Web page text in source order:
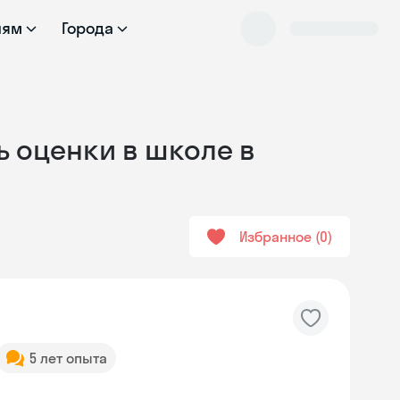
Города
оценки в школе в
Избранное 0
5 лет опыта